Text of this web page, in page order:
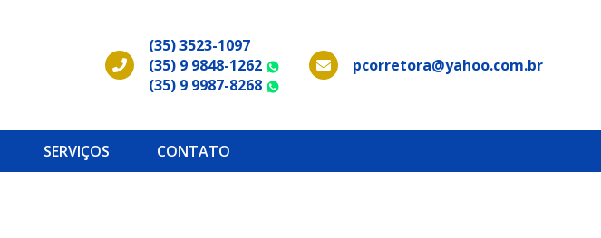
(35) 3523-1097
(35) 9 9848-1262
WhatsApp
(35) 9 9987-8268
pcorretora@yahoo.com.br
SERVIÇOS CONTATO